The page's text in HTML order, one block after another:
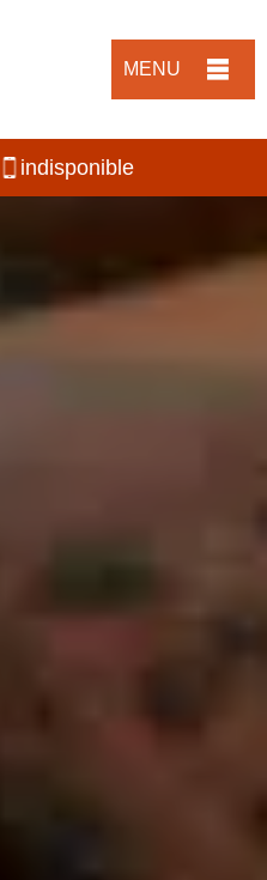
MENU
indisponible